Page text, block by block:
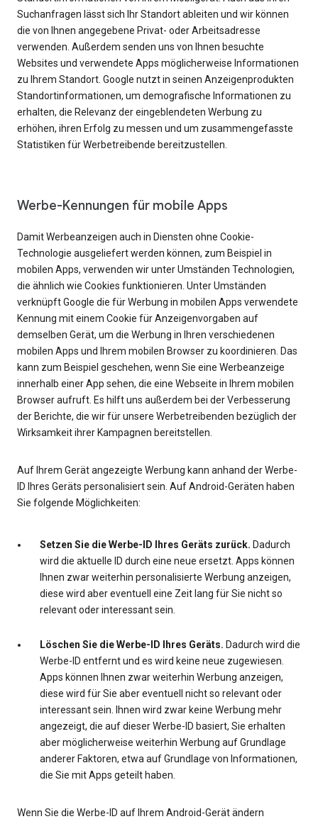
Suchanfragen lässt sich Ihr Standort ableiten und wir können
die von Ihnen angegebene Privat- oder Arbeitsadresse
verwenden. Außerdem senden uns von Ihnen besuchte
Websites und verwendete Apps möglicherweise Informationen
zu Ihrem Standort. Google nutzt in seinen Anzeigenprodukten
Standortinformationen, um demografische Informationen zu
erhalten, die Relevanz der eingeblendeten Werbung zu
erhöhen, ihren Erfolg zu messen und um zusammengefasste
Statistiken für Werbetreibende bereitzustellen.
Werbe-Kennungen für mobile Apps
Damit Werbeanzeigen auch in Diensten ohne Cookie-
Technologie ausgeliefert werden können, zum Beispiel in
mobilen Apps, verwenden wir unter Umständen Technologien,
die ähnlich wie Cookies funktionieren. Unter Umständen
verknüpft Google die für Werbung in mobilen Apps verwendete
Kennung mit einem Cookie für Anzeigenvorgaben auf
demselben Gerät, um die Werbung in Ihren verschiedenen
mobilen Apps und Ihrem mobilen Browser zu koordinieren. Das
kann zum Beispiel geschehen, wenn Sie eine Werbeanzeige
innerhalb einer App sehen, die eine Webseite in Ihrem mobilen
Browser aufruft. Es hilft uns außerdem bei der Verbesserung
der Berichte, die wir für unsere Werbetreibenden bezüglich der
Wirksamkeit ihrer Kampagnen bereitstellen.
Auf Ihrem Gerät angezeigte Werbung kann anhand der Werbe-
ID Ihres Geräts personalisiert sein. Auf Android-Geräten haben
Sie folgende Möglichkeiten:
Setzen Sie die Werbe-ID Ihres Geräts zurück. Dadurch
wird die aktuelle ID durch eine neue ersetzt. Apps können
Ihnen zwar weiterhin personalisierte Werbung anzeigen,
diese wird aber eventuell eine Zeit lang für Sie nicht so
relevant oder interessant sein.
Löschen Sie die Werbe-ID Ihres Geräts. Dadurch wird die
Werbe-ID entfernt und es wird keine neue zugewiesen.
Apps können Ihnen zwar weiterhin Werbung anzeigen,
diese wird für Sie aber eventuell nicht so relevant oder
interessant sein. Ihnen wird zwar keine Werbung mehr
angezeigt, die auf dieser Werbe-ID basiert, Sie erhalten
aber möglicherweise weiterhin Werbung auf Grundlage
anderer Faktoren, etwa auf Grundlage von Informationen,
die Sie mit Apps geteilt haben.
Wenn Sie die Werbe-ID auf Ihrem Android-Gerät ändern